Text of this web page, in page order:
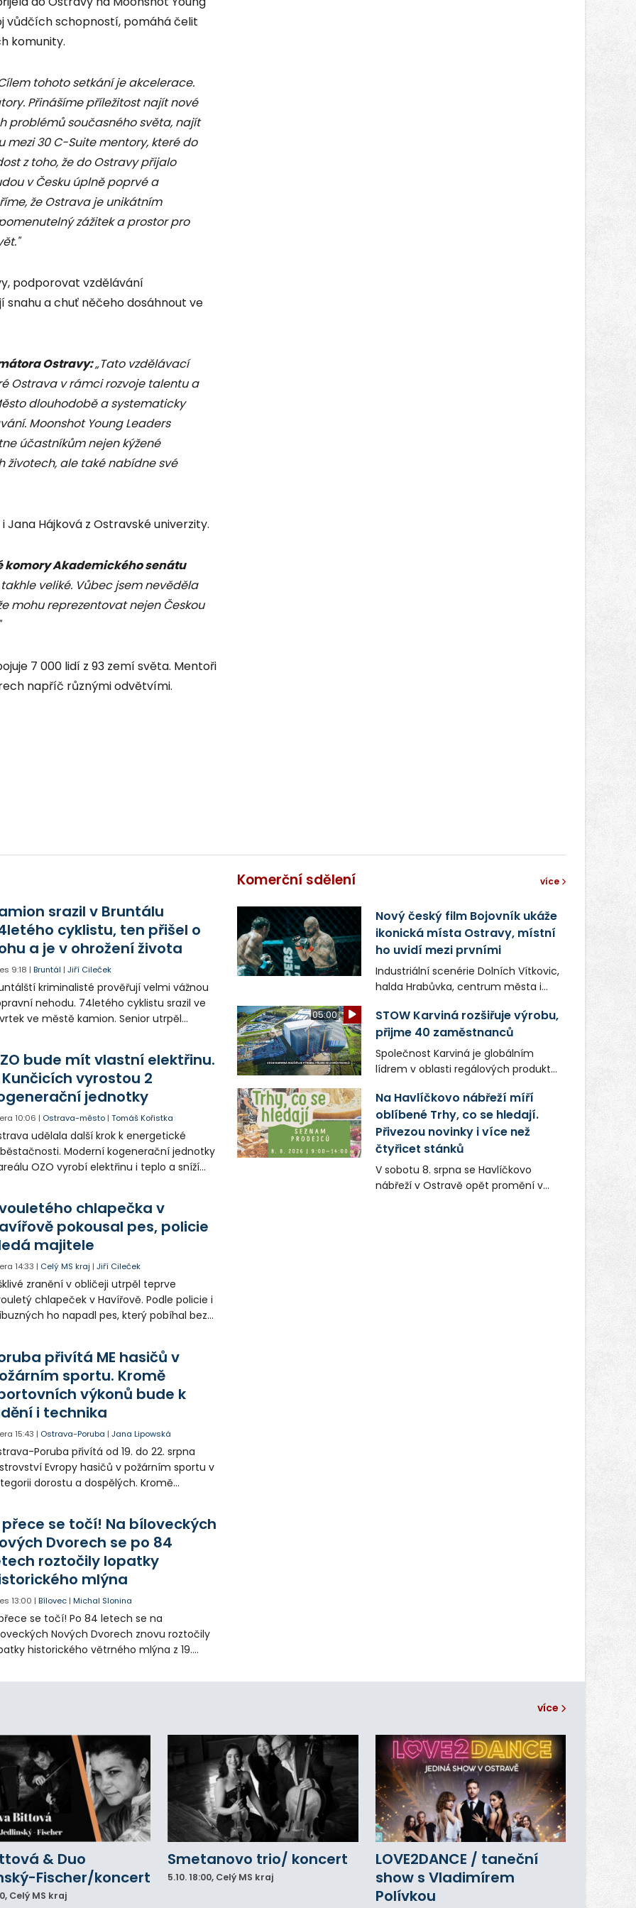
vůdčích schopností, pomáhá čelit
komunity.
tohoto setkání je akcelerace.
Přinášíme příležitost najít nové
problémů současného světa, najít
30 C-Suite mentory, které do
z toho, že do Ostravy přijalo
v Česku úplně poprvé a
že Ostrava je unikátním
zážitek a prostor pro
podporovat vzdělávání
a chuť něčeho dosáhnout ve
Ostravy:„Tato vzdělávací
Ostrava v rámci rozvoje talentu a
dlouhodobě a systematicky
Moonshot Young Leaders
účastníkům nejen kýžené
životech, ale také nabídne své
Hájková z Ostravské univerzity.
komory Akademického senátu
veliké. Vůbec jsem nevěděla
mohu reprezentovat nejen Českou
7 000 lidí z 93 zemí světa. Mentoři
napříč různými odvětvími.
srazil v Bruntálu
cyklistu, ten přišel o
a je v ohrožení života
9:18 |Bruntál |Jiří Cileček
kriminalisté prověřují velmi vážnou
nehodu. 74letého cyklistu srazil ve
ve městě kamion. Senior utrpěl
případné svědky.
bude mít vlastní elektřinu.
Kunčicích vyrostou 2
jednotky
10:06 | Ostrava-město |Tomáš Kořistka
udělala další krok k energetické
Moderní kogenerační jednotky
OZO vyrobí elektřinu i teplo a sníží
chlapečka v
pokousal pes, policie
majitele
14:33 | Celý MS kraj |Jiří Cileček
zranění v obličeji utrpěl teprve
chlapeček v Havířově. Podle policie i
ho napadl pes, který pobíhal bez
Případem už se zabývá policie, která
psa hledá.
přivítá ME hasičů v
sportu. Kromě
výkonů bude k
i technika
15:43 | Ostrava-Poruba |Jana Lipowská
Poruba přivítá od 19. do 22. srpna
Evropy hasičů v požárním sportu v
dorostu a dospělých. Kromě
přece se točí! Na bíloveckých
Dvorech se po 84
roztočily lopatky
mlýna
13:00 |Bílovec |Michal Slonina
se točí! Po 84 letech se na
Nových Dvorech znovu roztočily
historického větrného mlýna z 19.
dobrovolníci.
Komerční sdělení více
Nový český film Bojovník ukáže
ikonická místa Ostravy, místní
ho uvidí mezi prvními
Industriální scenérie Dolních Vítkovic,
halda Hrabůvka, centrum města i
v novém filmu Bojovník, který vstoupí
do kin už 13. srpna. Režiséři Vojtěch
Frič a Tomáš Dianiška si
moravskoslezskou metropoli
nevybrali náhodou – její syrová
atmosféra se stala přirozenou
součástí příběhu bývalého
boxerského šampiona Hoffa (Milan
Ondrík), jenž se po letech vrací do
světa vrcholových zápasů, tentokrát
v MMA.
05:00
STOW Karviná rozšiřuje výrobu,
přijme 40 zaměstnanců
Společnost Karviná je globálním
lídrem v oblasti regálových produktů
zaměstnavatelem na Karvinsku a
firmou s obrovským potenciálem.
Na Havlíčkovo nábřeží míří
oblíbené Trhy, co se hledají.
Přivezou novinky i více než
čtyřicet stánků
V sobotu 8. srpna se Havlíčkovo
nábřeží v Ostravě opět promění v
více
& Duo
Fischer/koncert
, Celý MS kraj
Smetanovo trio/ koncert
5.10.18:00, Celý MS kraj
LOVE2DANCE / taneční
show s Vladimírem
Polívkou